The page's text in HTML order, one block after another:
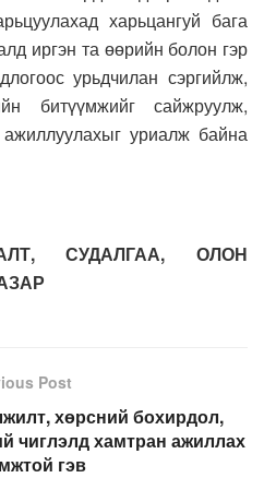
харьцангуй бага
иргэн та өөрийн болон гэр
урьдчилан сэргийлж,
битүүмжийг сайжруулж,
уриалж байна
СУДАЛГАА, ОЛОН
Post
хөрсний бохирдол,
чиглэлд хамтран ажиллах
гэв